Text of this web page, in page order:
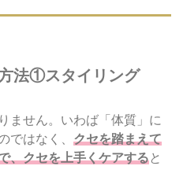
法①スタイリング
ません。いわば「体質」に
ではなく、 クセを踏まえて
、クセを上手くケアすると